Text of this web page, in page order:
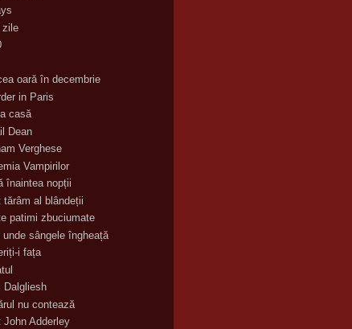
zile
oară în decembrie
in Paris
casă
Dean
Verghese
Vampirilor
înaintea nopții
tărâm al blândeții
patimi zbuciumate
unde sângele îngheață
i fața
Dalgliesh
nu contează
John Adderley